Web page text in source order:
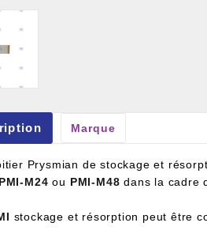
Marque
Prysmian de stockage et
PMI-M24 ou PMI-M48 dans la cadre
stockage et résorption peut être